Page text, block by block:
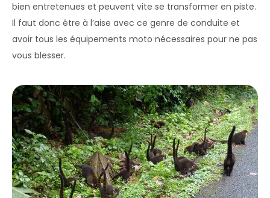
bien entretenues et peuvent vite se transformer en piste.
Il faut donc être à l’aise avec ce genre de conduite et
avoir tous les équipements moto nécessaires pour ne pas
vous blesser.